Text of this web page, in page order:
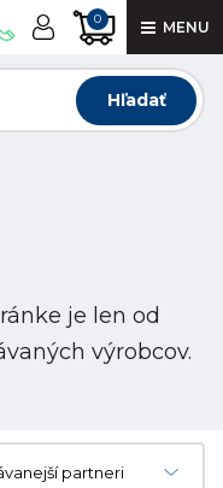
0 MENU
Hľadať
je len od
výrobcov.
partneri